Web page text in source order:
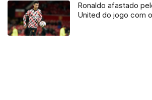
Ronaldo afastado
United do jogo com